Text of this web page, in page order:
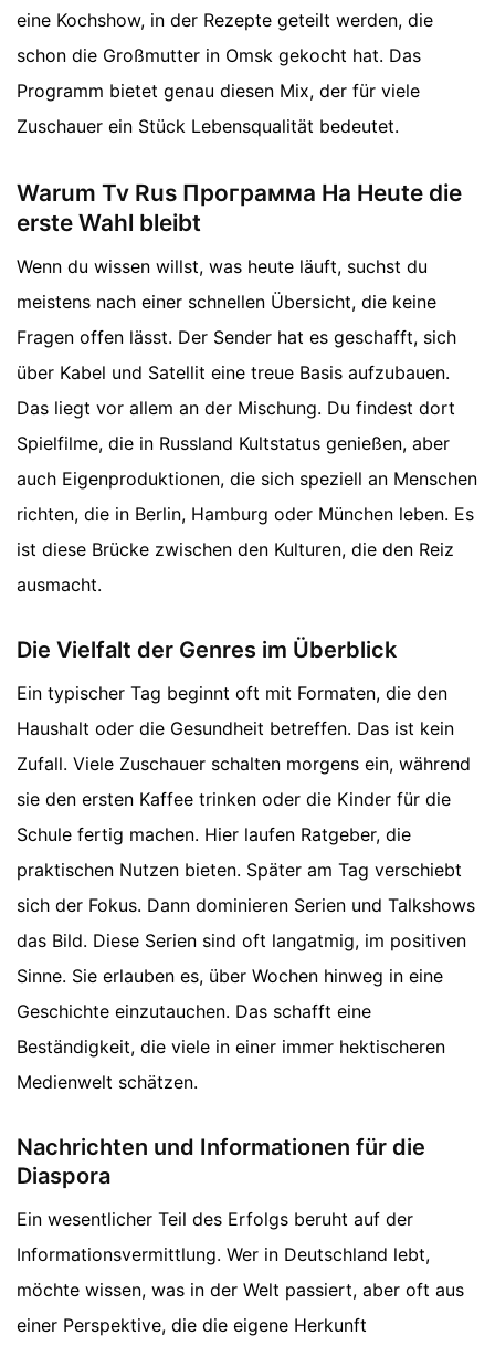
eine Kochshow, in der Rezepte geteilt werden, die
schon die Großmutter in Omsk gekocht hat. Das
Programm bietet genau diesen Mix, der für viele
Zuschauer ein Stück Lebensqualität bedeutet.
Warum Tv Rus Программа На Heute die
erste Wahl bleibt
Wenn du wissen willst, was heute läuft, suchst du
meistens nach einer schnellen Übersicht, die keine
Fragen offen lässt. Der Sender hat es geschafft, sich
über Kabel und Satellit eine treue Basis aufzubauen.
Das liegt vor allem an der Mischung. Du findest dort
Spielfilme, die in Russland Kultstatus genießen, aber
auch Eigenproduktionen, die sich speziell an Menschen
richten, die in Berlin, Hamburg oder München leben. Es
ist diese Brücke zwischen den Kulturen, die den Reiz
ausmacht.
Die Vielfalt der Genres im Überblick
Ein typischer Tag beginnt oft mit Formaten, die den
Haushalt oder die Gesundheit betreffen. Das ist kein
Zufall. Viele Zuschauer schalten morgens ein, während
sie den ersten Kaffee trinken oder die Kinder für die
Schule fertig machen. Hier laufen Ratgeber, die
praktischen Nutzen bieten. Später am Tag verschiebt
sich der Fokus. Dann dominieren Serien und Talkshows
das Bild. Diese Serien sind oft langatmig, im positiven
Sinne. Sie erlauben es, über Wochen hinweg in eine
Geschichte einzutauchen. Das schafft eine
Beständigkeit, die viele in einer immer hektischeren
Medienwelt schätzen.
Nachrichten und Informationen für die
Diaspora
Ein wesentlicher Teil des Erfolgs beruht auf der
Informationsvermittlung. Wer in Deutschland lebt,
möchte wissen, was in der Welt passiert, aber oft aus
einer Perspektive, die die eigene Herkunft